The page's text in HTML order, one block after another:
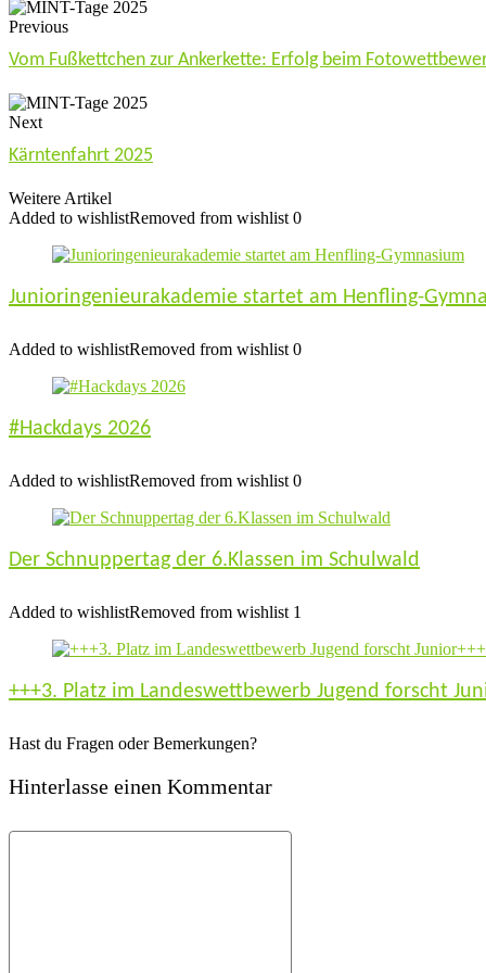
Previous
Vom Fußkettchen zur Ankerkette: Erfolg beim
Next
Kärntenfahrt 2025
Weitere Artikel
Added to wishlistRemoved from wishlist 0
Junioringenieurakademie startet am Henfling-
Added to wishlistRemoved from wishlist 0
#Hackdays 2026
Added to wishlistRemoved from wishlist 0
Der Schnuppertag der 6.Klassen im Schulwald
Added to wishlistRemoved from wishlist 1
+++3. Platz im Landeswettbewerb Jugend forscht
Hast du Fragen oder Bemerkungen?
Hinterlasse einen Kommentar